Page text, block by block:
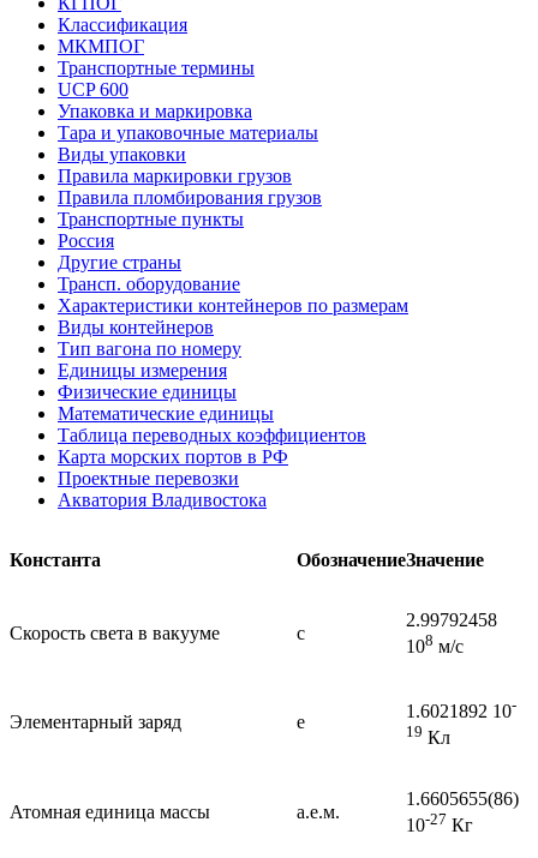
Классификация
МКМПОГ
Транспортные термины
UCP 600
Упаковка и маркировка
Тара и упаковочные материалы
Виды упаковки
Правила маркировки грузов
Правила пломбирования грузов
Транспортные пункты
Россия
Другие страны
Трансп. оборудование
Характеристики контейнеров по размерам
Виды контейнеров
Тип вагона по номеру
Единицы измерения
Физические единицы
Математические единицы
Таблица переводных коэффициентов
Карта морских портов в РФ
Проектные перевозки
Акватория Владивостока
Константа ОбозначениеЗначение
Скорость света в вакууме c
2.99792458
108 м/с
Элементарный заряд e
1.6021892 10-
19 Кл
Атомная единица массы а.е.м.
1.6605655(86)
10-27 Кг